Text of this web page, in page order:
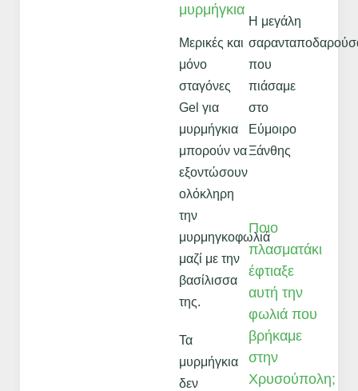
μυρμήγκια
Μερικές και
μόνο
σταγόνες
Gel για
μυρμήγκια
μπορούν να
εξοντώσουν
ολόκληρη
την
μυρμηγκοφωλιά
μαζί με την
βασίλισσα
της.
Τα
μυρμήγκια
δεν
Η μεγάλη
που
πιάσαμε
στο
Εύμοιρο
Ξάνθης
Ποιο
πλασματάκι
έφτιαξε
αυτή την
φωλιά που
βρήκαμε
στην
Χρυσούπολη;